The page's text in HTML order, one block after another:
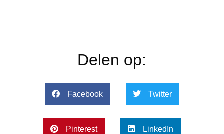
Delen op:
Facebook Twitter
Pinterest LinkedIn